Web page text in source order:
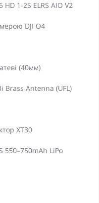
1-2S ELRS AIO V2
DJI O4
(40мм)
Brass Antenna (UFL)
XT30
550–750mAh LiPo